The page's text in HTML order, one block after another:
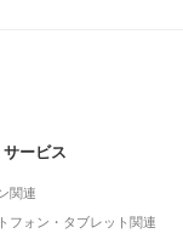
ービス
関連
フォン・タブレット関連